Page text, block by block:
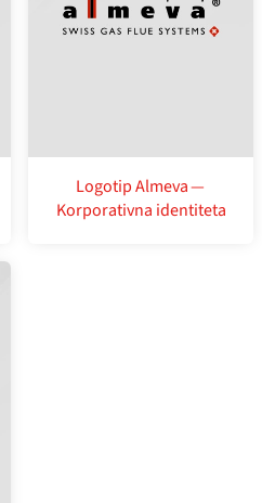
Logotip Almeva —
Korporativna identiteta